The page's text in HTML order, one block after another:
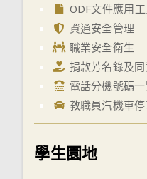
ODF文件應用
資通安全管理
職業安全衛生
捐款芳名錄及
電話分機號碼
教職員汽機車
學生園地